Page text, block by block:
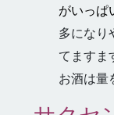
がいっぱ
多になり
てますま
お酒は量